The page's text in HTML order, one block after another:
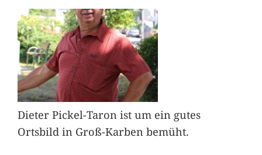
Dieter Pickel-Taron ist um ein gutes
Ortsbild in Groß-Karben bemüht.